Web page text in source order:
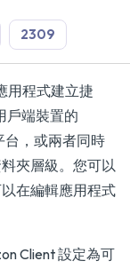
2309
用程式建立捷
戶端裝置的
台，或兩者同時
夾層級。您可以
在編輯應用程式
Client 設定為可